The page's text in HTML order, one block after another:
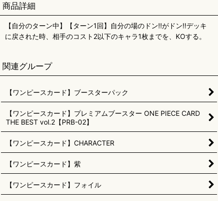
商品詳細
【自分のターン中】【ターン1回】自分の場のドン!!がドン!!デッキ
に戻された時、相手のコスト2以下のキャラ1枚までを、KOする。
関連グループ
【ワンピースカード】ブースターパック
【ワンピースカード】プレミアムブースター ONE PIECE CARD
THE BEST vol.2【PRB-02】
【ワンピースカード】CHARACTER
【ワンピースカード】紫
【ワンピースカード】フォイル